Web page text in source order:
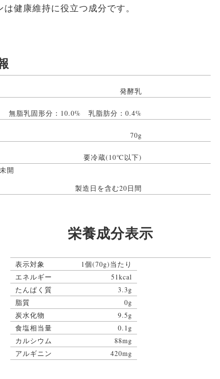
健康維持に役立つ成分です。
発酵乳
無脂乳固形分：10.0% 乳脂肪分：0.4%
70g
要冷蔵(10℃以下)
開
製造日を含む20日間
栄養成分表示
表示対象
1個(70g)当たり
エネルギー
51kcal
たんぱく質
3.3g
脂質
0g
炭水化物
9.5g
食塩相当量
0.1g
カルシウム
88mg
アルギニン
420mg